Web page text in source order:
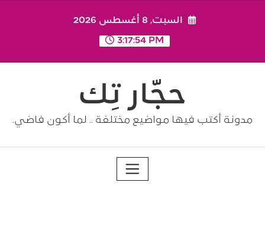
السبت, 8 أغسطس 2026
3:17:54 PM
حجّار تِك
مدونة أكتب فيها مواضيع مختلفة .. لما أكون فاضي.